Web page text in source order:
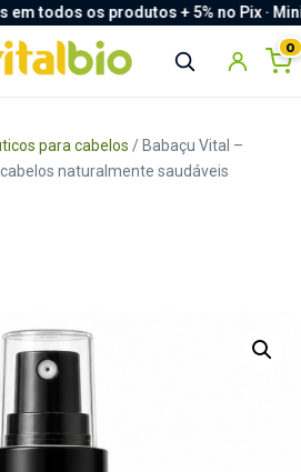
+ 5% no Pix · Mini frete
todos os produtos + 5% no Pix · Mini
0
para cabelos / Babaçu Vital –
naturalmente saudáveis